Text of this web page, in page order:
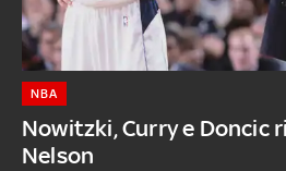
Nowitzki, Curry e Doncic
Nelson
NBA